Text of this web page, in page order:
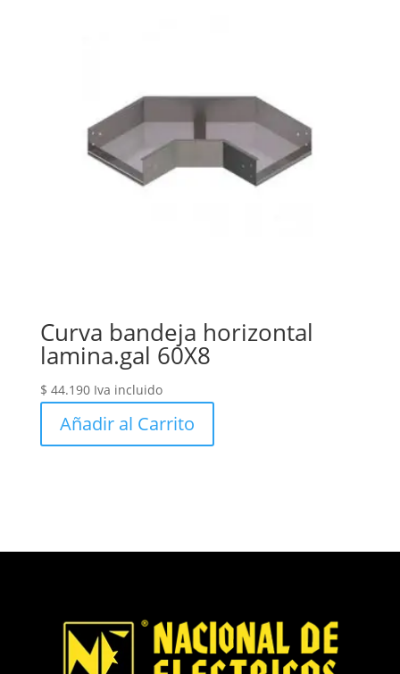
Curva bandeja horizontal
lamina.gal 60X8
$ 44.190 Iva incluido
Añadir al Carrito